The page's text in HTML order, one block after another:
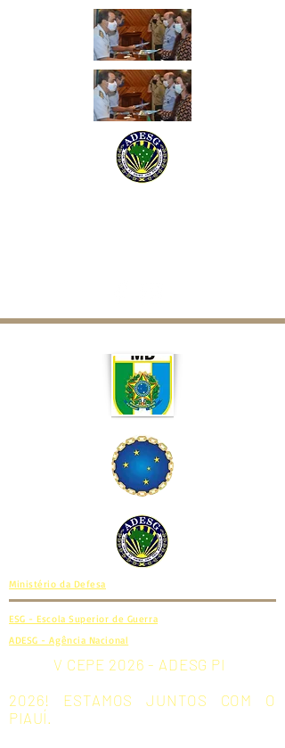
Ministério da Defesa
ESG - Escola Superior de Guerra
ADESG - Agência Nacional
V CEPE 2026 - ADESG PI
2026! ESTAMOS JUNTOS COM O
PIAUÍ.